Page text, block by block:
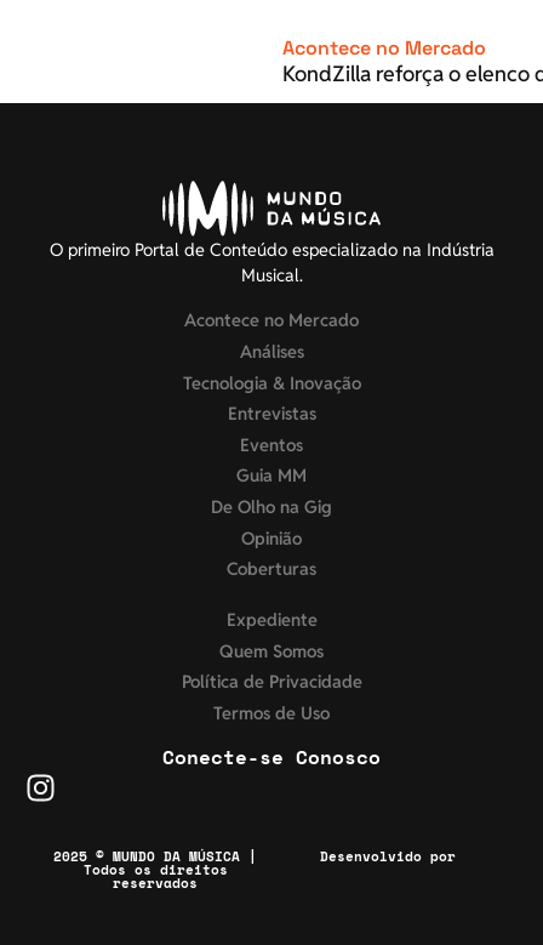
Acontece no Mercado
KondZilla reforça o elenco
O primeiro Portal de Conteúdo especializado na Indústria
Musical.
Acontece no Mercado
Análises
Tecnologia & Inovação
Entrevistas
Eventos
Guia MM
De Olho na Gig
Opinião
Coberturas
Expediente
Quem Somos
Política de Privacidade
Termos de Uso
Conecte-se Conosco
2025 © MUNDO DA MÚSICA |
Todos os direitos
reservados
Desenvolvido por